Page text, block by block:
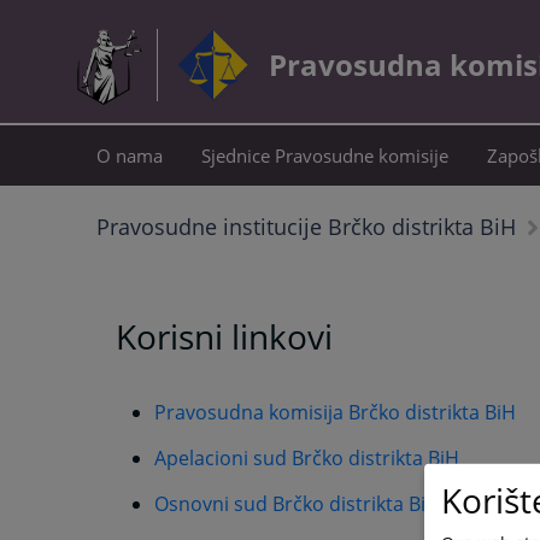
Pravosudna
O nama Sjednice Pravosudne komisije
Pravosudne institucije Brčko distrikta BiH
Korisni linkovi
Pravosudna komisija Brčko distrikta BiH
Apelacioni sud Brčko distrikta BiH
Osnovni sud Brčko distrikta BiH